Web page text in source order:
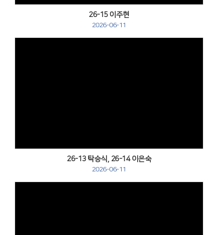
26-15 이주현
2026-06-11
26-13 탁승식, 26-14 이은숙
2026-06-11